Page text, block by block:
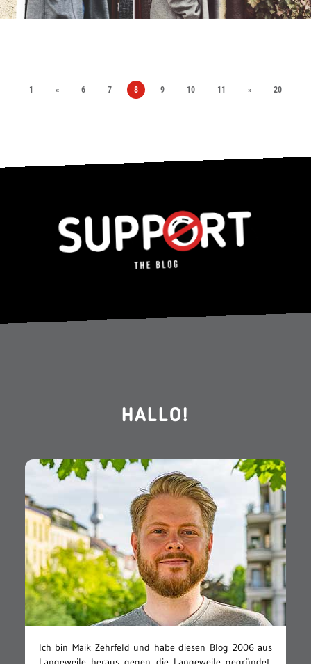
1 « 6 7 8 9 10 11 » 20
HALLO!
Ich bin Maik Zehrfeld und habe diesen Blog 2006 aus